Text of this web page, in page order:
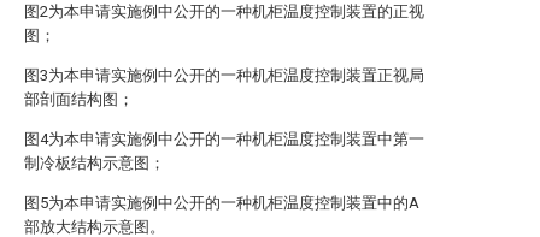
图2为本申请实施例中公开的一种机柜温度控制装置的正视
图；
图3为本申请实施例中公开的一种机柜温度控制装置正视局
部剖面结构图；
图4为本申请实施例中公开的一种机柜温度控制装置中第一
制冷板结构示意图；
图5为本申请实施例中公开的一种机柜温度控制装置中的A
部放大结构示意图。